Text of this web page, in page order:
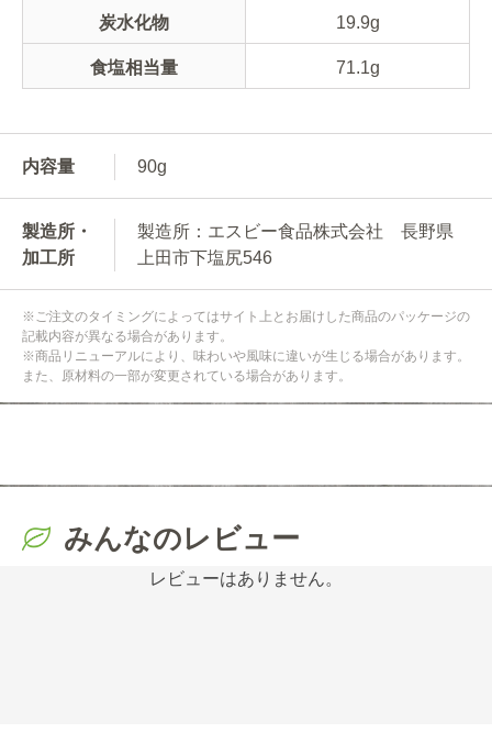
炭水化物 19.9g
食塩相当量 71.1g
内容量 90g
製造所・
加工所
製造所：エスビー食品株式会社 長野県
上田市下塩尻546
※ご注文のタイミングによってはサイト上とお届けした商品のパッケージの
記載内容が異なる場合があります。
※商品リニューアルにより、味わいや風味に違いが生じる場合があります。
また、原材料の一部が変更されている場合があります。
みんなのレビュー
レビューはありません。